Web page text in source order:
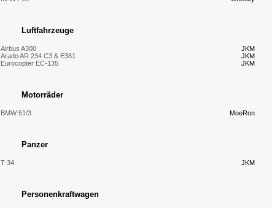
Luftfahrzeuge
JKM
Airbus A300
JKM
Arado AR 234 C3 & E381
JKM
Eurocopter EC-135
Motorräder
MoeRon
BMW 51/3
Panzer
JKM
T-34
Personenkraftwagen